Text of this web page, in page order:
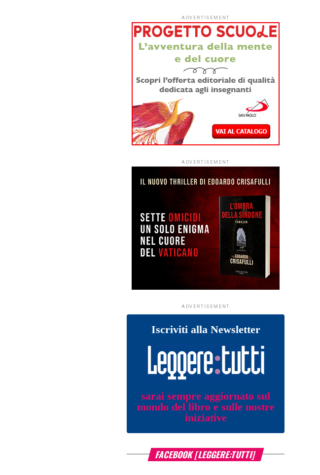
ADVERTISEMENT
ADVERTISEMENT
ADVERTISEMENT
Iscriviti alla Newsletter
sarai sempre aggiornato sul
mondo del libro e sulle nostre
iniziative
FACEBOOK [LEGGERE:TUTTI]